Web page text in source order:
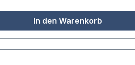
In den Warenkorb